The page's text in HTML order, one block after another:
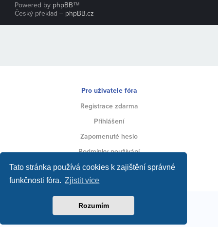
Tato stránka používá cookies k zajištění správné
funkčnosti fóra. Zjistit více
Rozumím
Powered by phpBB™
Český překlad – phpBB.cz
Pro uživatele fóra
Registrace zdarma
Přihlášení
Zapomenuté heslo
Podmínky používání
Ochrana soukromí
Toto fórum vytvářejí jeho uživatelé za podpory jeho